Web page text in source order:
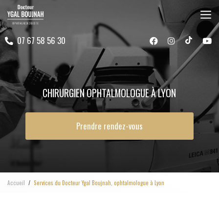
au
contenu
principal07 67 58 56 30
CHIRURGIEN OPHTALMOLOGUE À LYON
Prendre rendez-vous
Accueil Services du Docteur Ygal Boujnah, ophtalmologue à Lyon